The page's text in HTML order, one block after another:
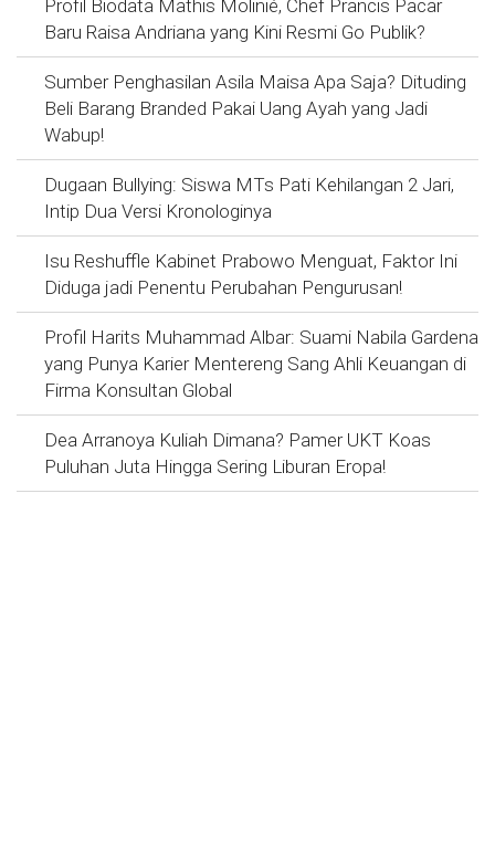
Profil Biodata Mathis Molinié, Chef Prancis Pacar
Baru Raisa Andriana yang Kini Resmi Go Publik?
Sumber Penghasilan Asila Maisa Apa Saja? Dituding
Beli Barang Branded Pakai Uang Ayah yang Jadi
Wabup!
Dugaan Bullying: Siswa MTs Pati Kehilangan 2 Jari,
Intip Dua Versi Kronologinya
Isu Reshuffle Kabinet Prabowo Menguat, Faktor Ini
Diduga jadi Penentu Perubahan Pengurusan!
Profil Harits Muhammad Albar: Suami Nabila Gardena
yang Punya Karier Mentereng Sang Ahli Keuangan di
Firma Konsultan Global
Dea Arranoya Kuliah Dimana? Pamer UKT Koas
Puluhan Juta Hingga Sering Liburan Eropa!